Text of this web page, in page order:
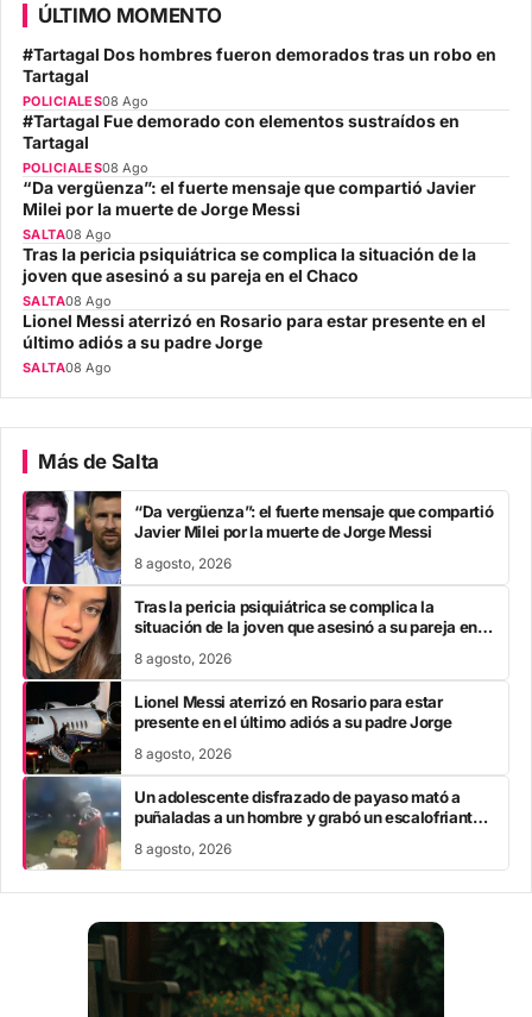
ÚLTIMO MOMENTO
#Tartagal Dos hombres fueron demorados tras un robo en
Tartagal
POLICIALES08 Ago
#Tartagal Fue demorado con elementos sustraídos en
Tartagal
POLICIALES08 Ago
“Da vergüenza”: el fuerte mensaje que compartió Javier
Milei por la muerte de Jorge Messi
SALTA08 Ago
Tras la pericia psiquiátrica se complica la situación de la
joven que asesinó a su pareja en el Chaco
SALTA08 Ago
Lionel Messi aterrizó en Rosario para estar presente en el
último adiós a su padre Jorge
SALTA08 Ago
Más de Salta
“Da vergüenza”: el fuerte mensaje que compartió
Javier Milei por la muerte de Jorge Messi
8 agosto, 2026
Tras la pericia psiquiátrica se complica la
situación de la joven que asesinó a su pareja en el
8 agosto, 2026
Lionel Messi aterrizó en Rosario para estar
presente en el último adiós a su padre Jorge
8 agosto, 2026
Un adolescente disfrazado de payaso mató a
puñaladas a un hombre y grabó un escalofriante
8 agosto, 2026